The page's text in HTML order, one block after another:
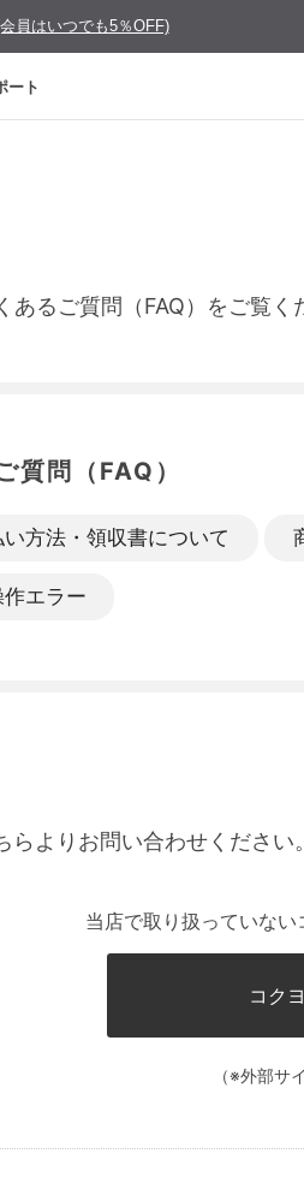
員はいつでも5％OFF)
ート
るご質問（FAQ）をご覧く
質問（FAQ）
い方法・領収書について
作エラー
よりお問い合わせください。
当店で取り扱っていな
コク
（※外部サ